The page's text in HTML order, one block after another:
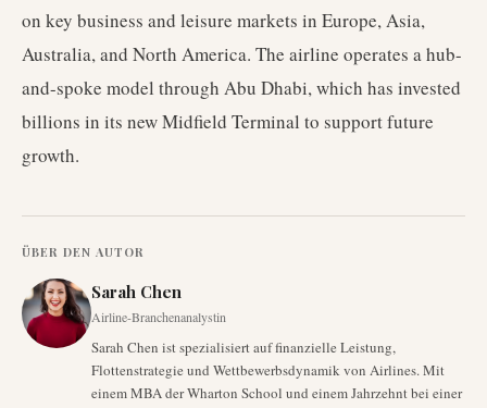
on key business and leisure markets in Europe, Asia,
Australia, and North America. The airline operates a hub-
and-spoke model through Abu Dhabi, which has invested
billions in its new Midfield Terminal to support future
growth.
ÜBER DEN AUTOR
Sarah Chen
Airline-Branchenanalystin
Sarah Chen ist spezialisiert auf finanzielle Leistung,
Flottenstrategie und Wettbewerbsdynamik von Airlines. Mit
einem MBA der Wharton School und einem Jahrzehnt bei einer